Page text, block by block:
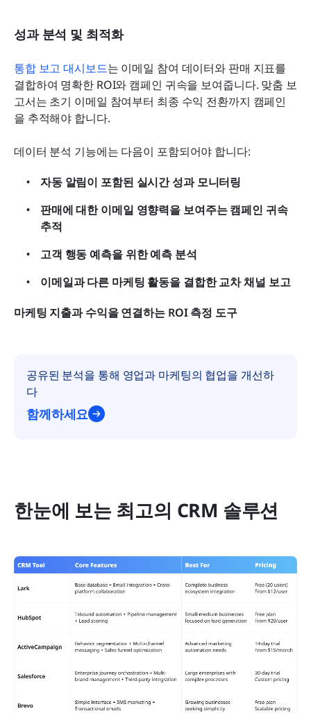
성과 분석 및 최적화
통합 보고 대시보드는 이메일 참여 데이터와 판매 지표를
결합하여 명확한 ROI와 캠페인 귀속을 보여줍니다. 맞춤 보
고서는 초기 이메일 참여부터 최종 수익 전환까지 캠페인
을 추적해야 합니다.
데이터 분석 기능에는 다음이 포함되어야 합니다:
자동 알림이 포함된 실시간 성과 모니터링
판매에 대한 이메일 영향력을 보여주는 캠페인 귀속
추적
고객 행동 예측을 위한 예측 분석
이메일과 다른 마케팅 활동을 결합한 교차 채널 보고
마케팅 지출과 수익을 연결하는 ROI 측정 도구
공유된 분석을 통해 영업과 마케팅의 협업을 개선하
다
함께하세요
한눈에 보는 최고의 CRM 솔루션